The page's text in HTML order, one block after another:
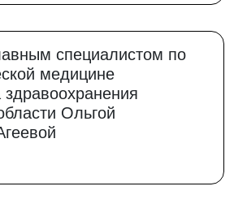
специалистом по
медицине
Ольгой